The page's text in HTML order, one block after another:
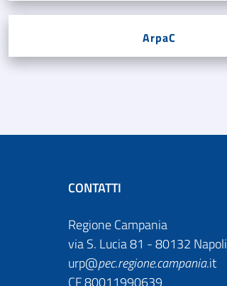
ArpaC
CONTATTI
Regione Campania
via S. Lucia 81 - 80132 Napoli
urp@pec.regione.campania.it
CF 80011990639